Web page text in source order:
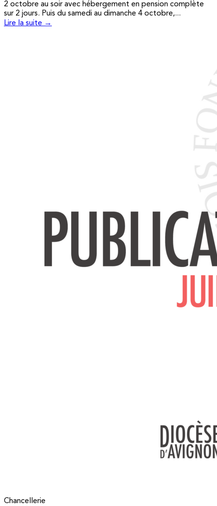
2 octobre au soir avec hébergement en pension complète
sur 2 jours. Puis du samedi au dimanche 4 octobre,...
Lire la suite →
Chancellerie